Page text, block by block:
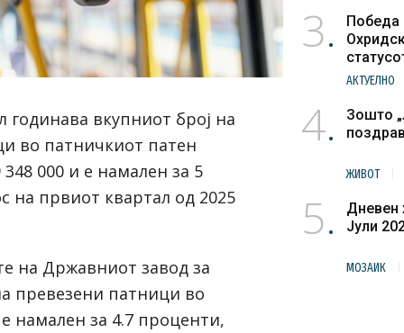
годинава вкупниот број на
во патничкиот патен
000 и е намален за 5
на првиот квартал од 2025
на Државниот завод за
превезени патници во
намален за 4.7 проценти,
3
Победа
АКТУЕЛНО
4
Зошто
ЖИВОТ
5
Дневен
Јули
МОЗАИК